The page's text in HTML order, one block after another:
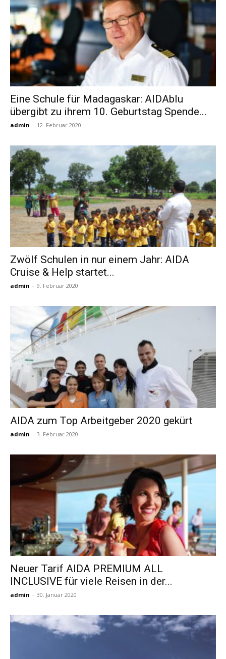
Eine Schule für Madagaskar: AIDAblu
übergibt zu ihrem 10. Geburtstag Spende...
admin - 12. Februar 2020
Zwölf Schulen in nur einem Jahr: AIDA
Cruise & Help startet...
admin - 9. Februar 2020
AIDA zum Top Arbeitgeber 2020 gekürt
admin - 3. Februar 2020
Neuer Tarif AIDA PREMIUM ALL
INCLUSIVE für viele Reisen in der...
admin - 30. Januar 2020